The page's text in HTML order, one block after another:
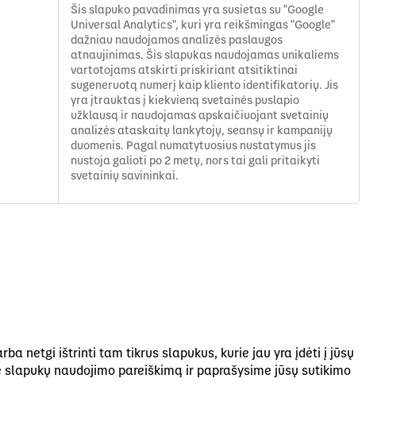
Šis slapuko pavadinimas yra susietas su "Google
Universal Analytics", kuri yra reikšmingas "Google"
dažniau naudojamos analizės paslaugos
atnaujinimas. Šis slapukas naudojamas unikaliems
vartotojams atskirti priskiriant atsitiktinai
sugeneruotą numerį kaip kliento identifikatorių. Jis
yra įtrauktas į kiekvieną svetainės puslapio
užklausą ir naudojamas apskaičiuojant svetainių
analizės ataskaitų lankytojų, seansų ir kampanijų
duomenis. Pagal numatytuosius nustatymus jis
nustoja galioti po 2 metų, nors tai gali pritaikyti
svetainių savininkai.
netgi ištrinti tam tikrus slapukus, kurie jau yra įdėti į jūsų
naudojimo pareiškimą ir paprašysime jūsų sutikimo